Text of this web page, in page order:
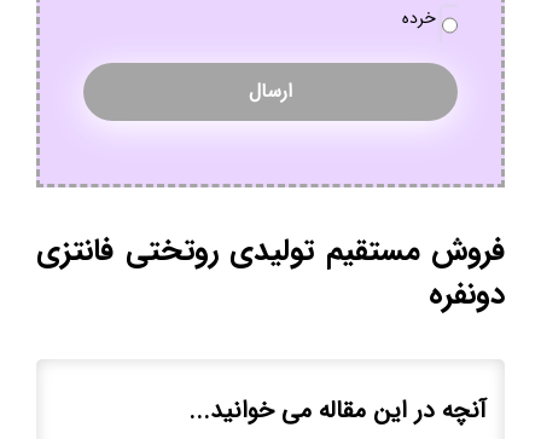
خرده
فروش مستقیم تولیدی روتختی فانتزی
دونفره
آنچه در این مقاله می خوانید...